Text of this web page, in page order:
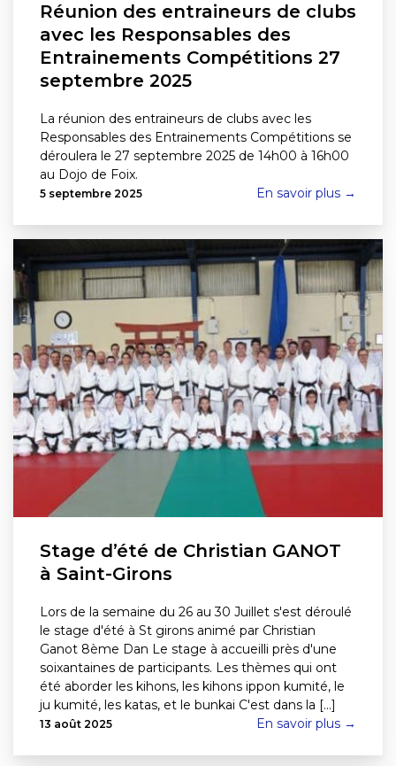
Réunion des entraineurs de clubs
avec les Responsables des
Entrainements Compétitions 27
septembre 2025
La réunion des entraineurs de clubs avec les
Responsables des Entrainements Compétitions se
déroulera le 27 septembre 2025 de 14h00 à 16h00
au Dojo de Foix.
5 septembre 2025 En savoir plus →
Stage d’été de Christian GANOT
à Saint-Girons
Lors de la semaine du 26 au 30 Juillet s'est déroulé
le stage d'été à St girons animé par Christian
Ganot 8ème Dan Le stage à accueilli près d'une
soixantaines de participants. Les thèmes qui ont
été aborder les kihons, les kihons ippon kumité, le
ju kumité, les katas, et le bunkai C'est dans la [...]
13 août 2025 En savoir plus →